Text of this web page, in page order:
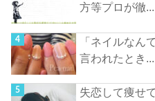
方等プロが徹...
「ネイルなん
言われたとき...
失恋して痩せ